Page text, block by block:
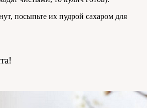
посыпьте их пудрой сахаром для